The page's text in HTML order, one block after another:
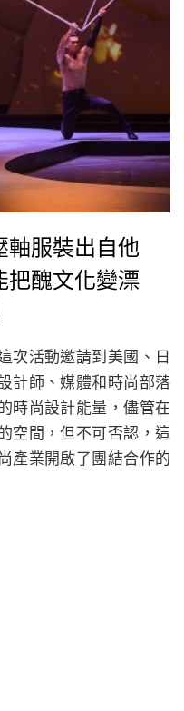
軸服裝出自他
把醜文化變漂
次活動邀請到美國、日
計師、媒體和時尚部落
時尚設計能量，儘管在
空間，但不可否認，這
產業開啟了團結合作的